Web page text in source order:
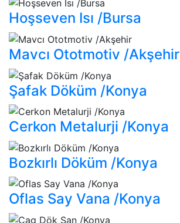
Hoşseven Isı /Bursa
Mavcı Ototmotiv /Akşehir
Şafak Döküm /Konya
Cerkon Metalurji /Konya
Bozkırlı Döküm /Konya
Oflas Say Vana /Konya